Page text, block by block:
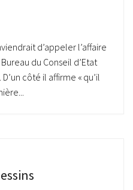
d’appeler l’affaire
du Conseil d’Etat
côté il affirme « qu’il